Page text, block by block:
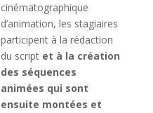
cinématographique
d’animation, les stagiaires
participent à la rédaction
du script et à la création
des séquences
animées qui sont
ensuite montées et